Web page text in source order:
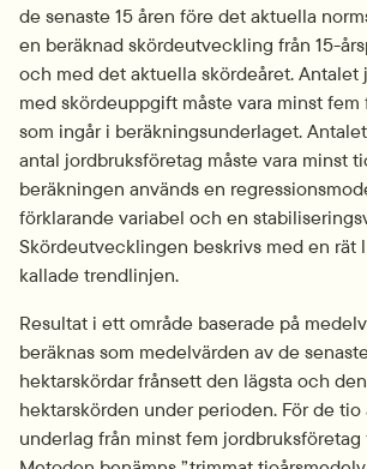
de senaste 15 åren före det aktuella
en beräknad skördeutveckling från 15-
och med det aktuella skördeåret. Antalet
med skördeuppgift måste vara minst
som ingår i beräkningsunderlaget.
antal jordbruksföretag måste vara minst
beräkningen används en
förklarande variabel och en
Skördeutvecklingen beskrivs med en rät
kallade trendlinjen.
Resultat i ett område baserade på
beräknas som medelvärden av de
hektarskördar frånsett den lägsta och
hektarskörden under perioden. För de tio
underlag från minst fem jordbruksföretag